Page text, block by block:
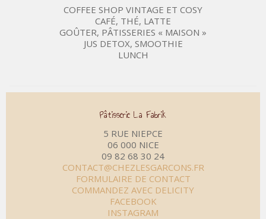
COFFEE SHOP VINTAGE ET COSY
CAFÉ, THÉ, LATTE
GOÛTER, PÂTISSERIES « MAISON »
JUS DETOX, SMOOTHIE
LUNCH
Pâtisserie La Fabrik
5 RUE NIEPCE
06 000 NICE
09 82 68 30 24
CONTACT@CHEZLESGARCONS.FR
FORMULAIRE DE CONTACT
COMMANDEZ AVEC DELICITY
FACEBOOK
INSTAGRAM